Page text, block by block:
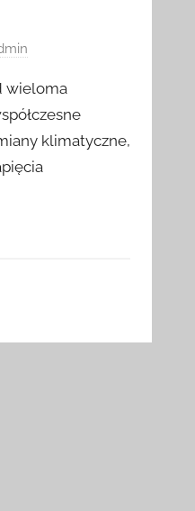
wieloma
klimatyczne,